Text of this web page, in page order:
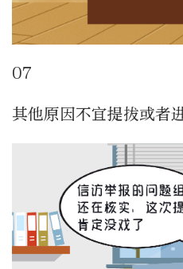
07
其他原因不宜提拔或者